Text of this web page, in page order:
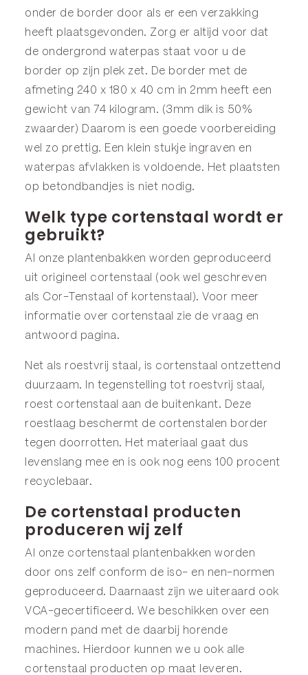
onder de border door als er een verzakking
heeft plaatsgevonden. Zorg er altijd voor dat
de ondergrond waterpas staat voor u de
border op zijn plek zet. De border met de
afmeting 240 x 180 x 40 cm in 2mm heeft een
gewicht van 74 kilogram. (3mm dik is 50%
zwaarder) Daarom is een goede voorbereiding
wel zo prettig. Een klein stukje ingraven en
waterpas afvlakken is voldoende. Het plaatsten
op betondbandjes is niet nodig.
Welk type cortenstaal wordt er
gebruikt?
Al onze plantenbakken worden geproduceerd
uit origineel cortenstaal (ook wel geschreven
als Cor-Tenstaal of kortenstaal). Voor meer
informatie over cortenstaal zie de vraag en
antwoord pagina.
Net als roestvrij staal, is cortenstaal ontzettend
duurzaam. In tegenstelling tot roestvrij staal,
roest cortenstaal aan de buitenkant. Deze
roestlaag beschermt de cortenstalen border
tegen doorrotten. Het materiaal gaat dus
levenslang mee en is ook nog eens 100 procent
recyclebaar.
De cortenstaal producten
produceren wij zelf
Al onze cortenstaal plantenbakken worden
door ons zelf conform de iso- en nen-normen
geproduceerd. Daarnaast zijn we uiteraard ook
VCA-gecertificeerd. We beschikken over een
modern pand met de daarbij horende
machines. Hierdoor kunnen we u ook alle
cortenstaal producten op maat leveren.